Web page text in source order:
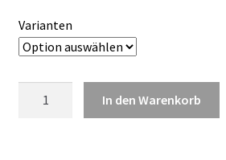
Varianten
In den Warenkorb